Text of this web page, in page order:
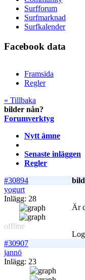
Surfforum
Surfmarknad
Surfkalender
Facebook data
Framsida
Regler
« Tillbaka
bilder nån?
Forumverktyg
Nytt ämne
Senaste inläggen
Regler
#30894
yogurt
Inlägg: 28
offline
Är
#30907
jannö
Inlägg: 23